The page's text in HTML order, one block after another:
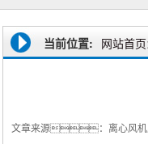
当前位置: 网站首
文章来源：离心风机